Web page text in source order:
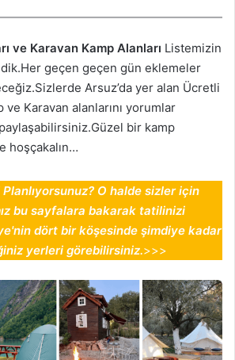
ve Karavan Kamp Alanları Listemizin
geçen geçen gün eklemeler
Arsuz’da yer alan Ücretli
Karavan alanlarını yorumlar
bir kamp
hoşçakalın…
O halde sizler için
bu sayfalara bakarak tatilinizi
dört bir köşesinde şimdiye kadar
yerleri görebilirsiniz.>>>